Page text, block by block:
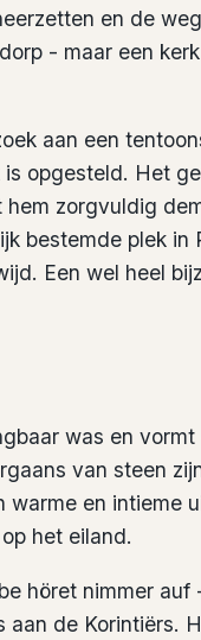
en de
- maar een
aan een
opgesteld. Het
zorgvuldig
bestemde plek in
Een wel heel
was en vormt
van steen
en intieme
het eiland.
höret nimmer auf
aan de Korintiërs.